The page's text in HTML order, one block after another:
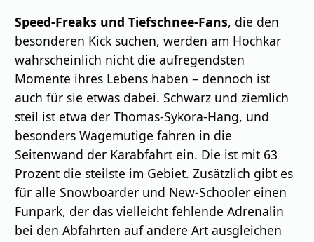
Speed-Freaks und Tiefschnee-Fans, die den
besonderen Kick suchen, werden am Hochkar
wahrscheinlich nicht die aufregendsten
Momente ihres Lebens haben – dennoch ist
auch für sie etwas dabei. Schwarz und ziemlich
steil ist etwa der Thomas-Sykora-Hang, und
besonders Wagemutige fahren in die
Seitenwand der Karabfahrt ein. Die ist mit 63
Prozent die steilste im Gebiet. Zusätzlich gibt es
für alle Snowboarder und New-Schooler einen
Funpark, der das vielleicht fehlende Adrenalin
bei den Abfahrten auf andere Art ausgleichen